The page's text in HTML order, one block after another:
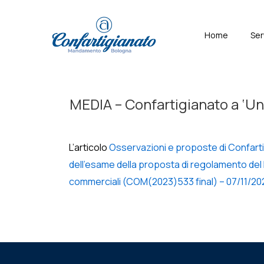
Menù
Home
MEDIA – Confartigianato a
L’articoloOsservazioni e proposte di
dell’esame della proposta di regolamento
commerciali (COM(2023)533 final) – 07/11/